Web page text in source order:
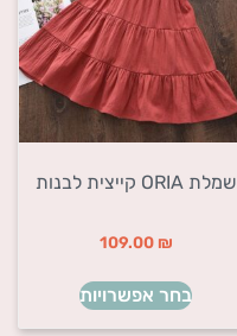
שמלת ORIA קייצית לבנות
109.00 ₪
בחר אפשרויות